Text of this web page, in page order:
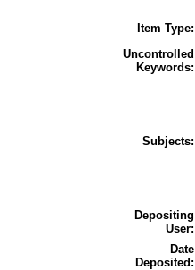
Item Type:
Uncontrolled
Keywords:
Subjects:
Depositing
User:
Date
Deposited: